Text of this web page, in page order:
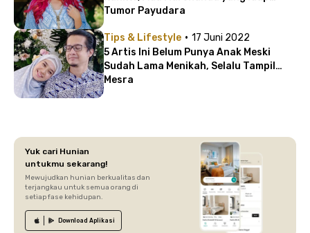
Tumor Payudara
Tips & Lifestyle · 17 Juni 2022
5 Artis Ini Belum Punya Anak Meski
Sudah Lama Menikah, Selalu Tampil
Mesra
Yuk cari Hunian
untukmu sekarang!
Mewujudkan hunian berkualitas dan
terjangkau untuk semua orang di
setiap fase kehidupan.
Download Aplikasi